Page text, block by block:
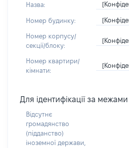
Назва:
Номер будинку:
Номер корпусу/
секції/блоку:
Номер квартири/
кімнати:
Для ідентифікації за межами
Відсутнє
громадянство
(підданство)
іноземної держави,